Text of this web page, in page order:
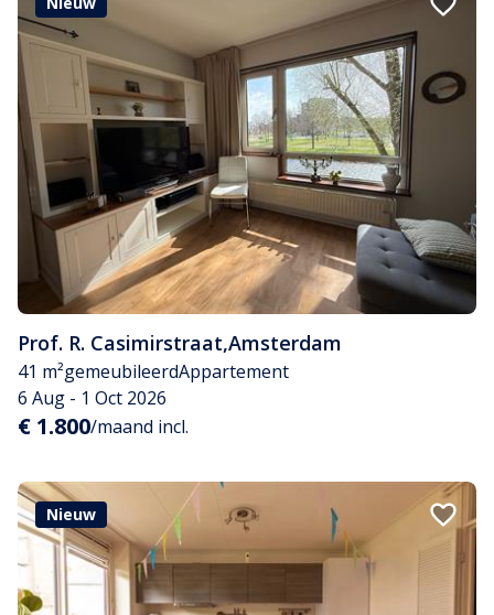
Prof. R. Casimirstraat,Amsterdam
41 m²gemeubileerdAppartement
6 Aug - 1 Oct 2026
€ 1.800/maand incl.
Nieuw